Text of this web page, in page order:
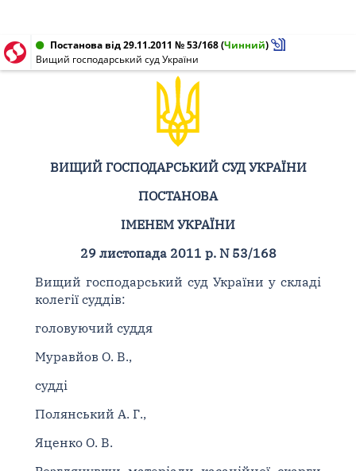
Постанова від 29.11.2011 № 53/168(Чинний)
Вищий господарський суд України
ВИЩИЙ ГОСПОДАРСЬКИЙ СУД УКРАЇНИ
ПОСТАНОВА
ІМЕНЕМ УКРАЇНИ
29 листопада 2011 р. N 53/168
Вищий господарський суд України у складі
колегії суддів:
головуючий суддя
Муравйов О. В.,
судді
Полянський А. Г.,
Яценко О. В.